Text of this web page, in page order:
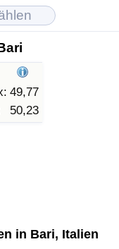
49,77
50,23
in Bari, Italien
Index (aktuell)
Index
Index nach Land
(aktuell)
nach Land
(aktuell)
nach Land
(aktuell)